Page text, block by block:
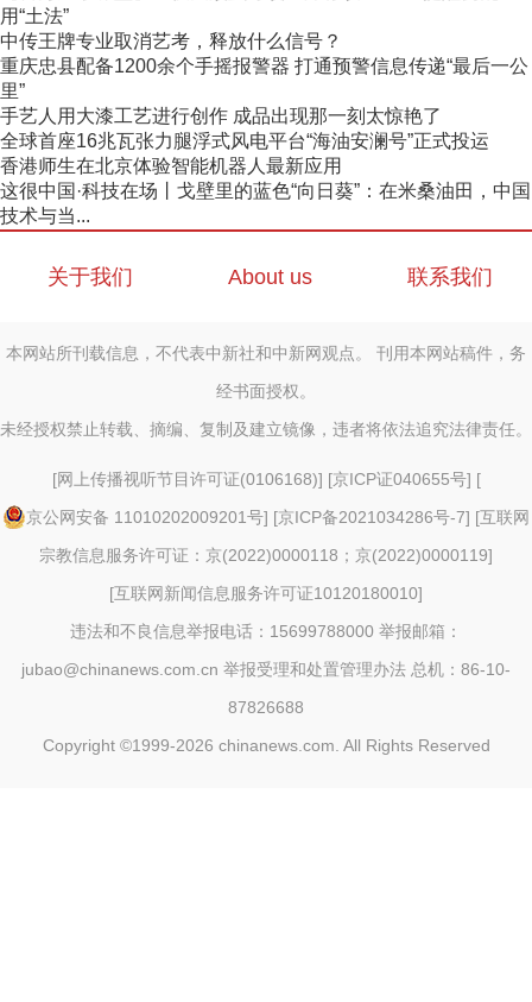
用“土法”
中传王牌专业取消艺考，释放什么信号？
重庆忠县配备1200余个手摇报警器 打通预警信息传递“最后一公
里”
手艺人用大漆工艺进行创作 成品出现那一刻太惊艳了
全球首座16兆瓦张力腿浮式风电平台“海油安澜号”正式投运
香港师生在北京体验智能机器人最新应用
这很中国·科技在场丨戈壁里的蓝色“向日葵”：在米桑油田，中国
技术与当...
关于我们 About us 联系我们
本网站所刊载信息，不代表中新社和中新网观点。 刊用本网站稿件，务
经书面授权。
未经授权禁止转载、摘编、复制及建立镜像，违者将依法追究法律责任。
[网上传播视听节目许可证(0106168)] [京ICP证040655号] [
京公网安备 11010202009201号] [京ICP备2021034286号-7] [互联网
宗教信息服务许可证：京(2022)0000118；京(2022)0000119]
[互联网新闻信息服务许可证10120180010]
违法和不良信息举报电话：15699788000 举报邮箱：
jubao@chinanews.com.cn 举报受理和处置管理办法 总机：86-10-
87826688
Copyright ©1999-2026 chinanews.com. All Rights Reserved